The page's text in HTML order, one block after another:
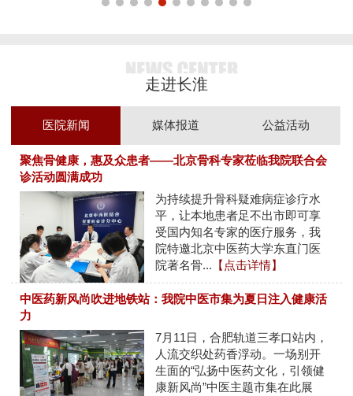
走进长淮
医院新闻 媒体报道 公益活动
聚焦骨健康，惠及众患者——北京骨科专家莅临我院联合会
诊活动圆满成功
为持续提升骨科疑难病症诊疗水
平，让本地患者足不出市即可享
受国内知名专家的医疗服务，我
院特邀北京中医药大学东直门医
院著名骨... 【点击详情】
中医药新风尚吹进地铁站：我院中医市集为夏日注入健康活
力
7月11日，合肥轨道三孝口站内，
人流交织处药香浮动。一场别开
生面的“弘扬中医药文化，引领健
康新风尚”中医主题市集在此展